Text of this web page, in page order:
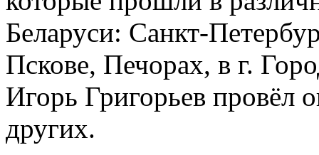
Беларуси: Санкт-
Пскове, Печорах, в г.
Игорь Григорьев провёл
других.